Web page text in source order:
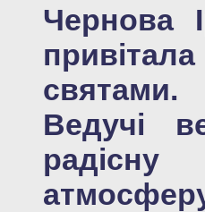
Чернова
привітала
святами.
Ведучі